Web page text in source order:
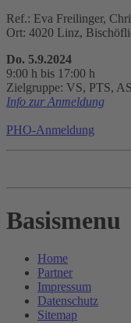
Ref.: Eva Freilinger,
Ort: 4020 Linz,
Do. 5.9.2024
9:00 h bis 17:00 h
Zielgruppe: VS, PTS,
Info zur Anmeldung
PHO-Anmeldung
Basismenu
Home
Partner
Impressum
Datenschutz
Sitemap